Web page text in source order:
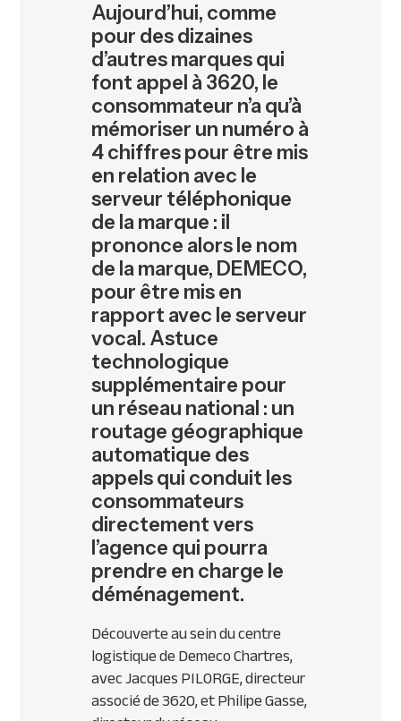
Aujourd’hui, comme
pour des dizaines
d’autres marques qui
font appel à 3620, le
consommateur n’a qu’à
mémoriser un numéro à
4 chiffres pour être mis
en relation avec le
serveur téléphonique
de la marque : il
prononce alors le nom
de la marque, DEMECO,
pour être mis en
rapport avec le serveur
vocal. Astuce
technologique
supplémentaire pour
un réseau national : un
routage géographique
automatique des
appels qui conduit les
consommateurs
directement vers
l’agence qui pourra
prendre en charge le
déménagement.
Découverte au sein du centre
logistique de Demeco Chartres,
avec Jacques PILORGE, directeur
associé de 3620, et Philipe Gasse,